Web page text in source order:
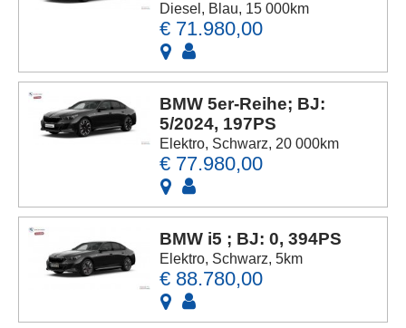
Diesel, Blau, 15 000km
€ 71.980,00
BMW 5er-Reihe; BJ:
5/2024, 197PS
Elektro, Schwarz, 20 000km
€ 77.980,00
BMW i5 ; BJ: 0, 394PS
Elektro, Schwarz, 5km
€ 88.780,00